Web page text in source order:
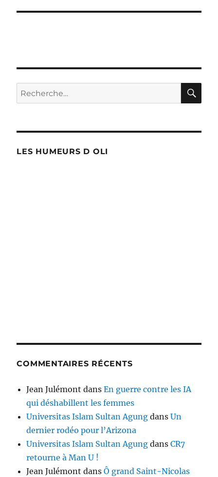
Recherche
pour :
LES HUMEURS D OLI
COMMENTAIRES RÉCENTS
Jean Julémont dansEn guerre contre les IA
qui déshabillent les femmes
Universitas Islam Sultan Agung dansUn
dernier rodéo pour l’Arizona
Universitas Islam Sultan Agung dansCR7
retourne à Man U !
Jean Julémont dansÔ grand Saint-Nicolas